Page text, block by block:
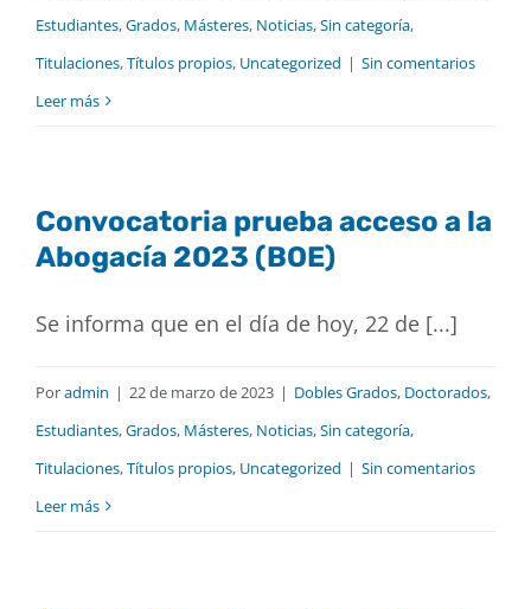
Estudiantes,Grados, Másteres, Noticias,Sin categoría,
Titulaciones,Títulos propios, Uncategorized | Sin comentarios
Leer más
Convocatoria prueba acceso a la
Abogacía 2023 (BOE)
Se informa que en el día de hoy, 22 de [...]
Poradmin | 22 de marzo de 2023 | Dobles Grados, Doctorados,
Estudiantes,Grados, Másteres, Noticias,Sin categoría,
Titulaciones,Títulos propios, Uncategorized | Sin comentarios
Leer más